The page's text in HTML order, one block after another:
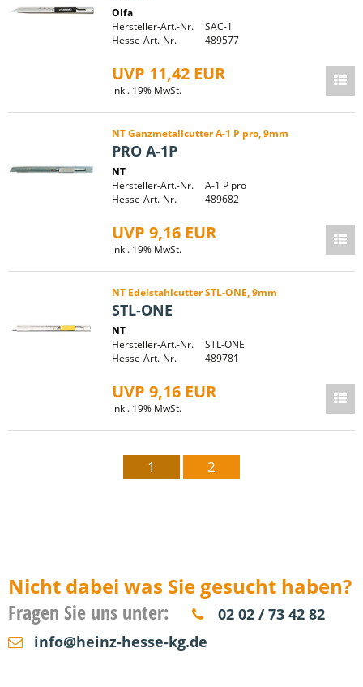
Olfa
Hersteller-Art.-Nr.
SAC-1
Hesse-Art.-Nr.
489577
UVP 11,42 EUR
inkl. 19% MwSt.
NT Ganzmetallcutter A-1 P pro, 9mm
PRO A-1P
NT
Hersteller-Art.-Nr.
A-1 P pro
Hesse-Art.-Nr.
489682
UVP 9,16 EUR
inkl. 19% MwSt.
NT Edelstahlcutter STL-ONE, 9mm
STL-ONE
NT
Hersteller-Art.-Nr.
STL-ONE
Hesse-Art.-Nr.
489781
UVP 9,16 EUR
inkl. 19% MwSt.
1 2
Nicht dabei was Sie gesucht haben?
Fragen Sie uns unter:
02 02 / 73 42 82
info@heinz-hesse-kg.de